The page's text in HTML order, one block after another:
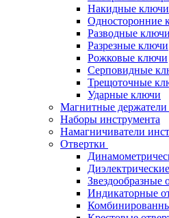
Накидные ключи
Односторонние
Разводные ключи
Разрезные ключи
Рожковые ключи
Серповидные
Трещоточные
Ударные ключи
Магнитные держатели
Наборы инструмента
Намагничиватели
Отвертки
Звездообразные
Индикаторные